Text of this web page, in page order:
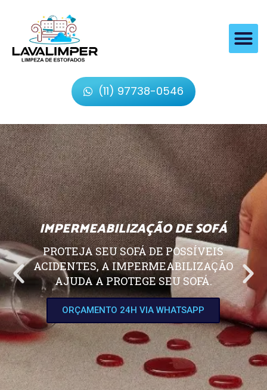
(11) 97738-0546
IMPERMEABILIZAÇÃO DE SOFÁ
PROTEJA SEU SOFÁ DE POSSÍVEIS
ACIDENTES, A IMPERMEABILIZAÇÃO
AJUDA A PROTEGE SEU SOFÁ.
ORÇAMENTO 24H VIA WHATSAPP